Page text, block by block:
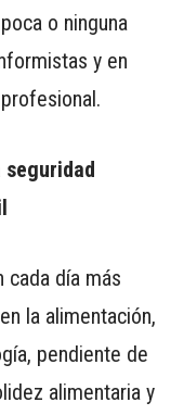
o ninguna
y en
cada día más
la alimentación,
pendiente de
alimentaria y